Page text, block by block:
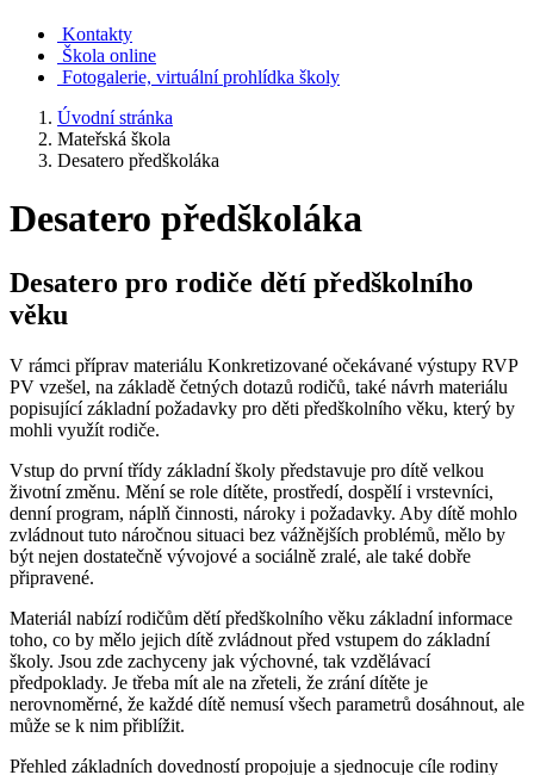
Kontakty
Škola online
Fotogalerie, virtuální prohlídka školy
Úvodní stránka
Mateřská škola
Desatero předškoláka
Desatero předškoláka
Desatero pro rodiče dětí předškolního
věku
V rámci příprav materiálu Konkretizované očekávané výstupy RVP
PV vzešel, na základě četných dotazů rodičů, také návrh materiálu
popisující základní požadavky pro děti předškolního věku, který by
mohli využít rodiče.
Vstup do první třídy základní školy představuje pro dítě velkou
životní změnu. Mění se role dítěte, prostředí, dospělí i vrstevníci,
denní program, náplň činnosti, nároky i požadavky. Aby dítě mohlo
zvládnout tuto náročnou situaci bez vážnějších problémů, mělo by
být nejen dostatečně vývojové a sociálně zralé, ale také dobře
připravené.
Materiál nabízí rodičům dětí předškolního věku základní informace
toho, co by mělo jejich dítě zvládnout před vstupem do základní
školy. Jsou zde zachyceny jak výchovné, tak vzdělávací
předpoklady. Je třeba mít ale na zřeteli, že zrání dítěte je
nerovnoměrné, že každé dítě nemusí všech parametrů dosáhnout, ale
může se k nim přiblížit.
Přehled základních dovedností propojuje a sjednocuje cíle rodiny